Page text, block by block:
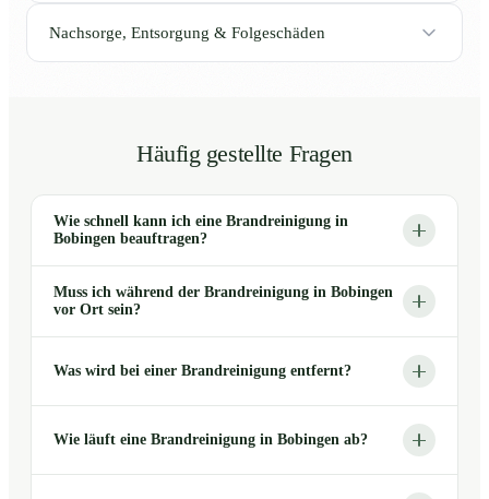
Nachsorge, Entsorgung & Folgeschäden
Häufig gestellte Fragen
Wie schnell kann ich eine Brandreinigung in
Bobingen beauftragen?
Muss ich während der Brandreinigung in Bobingen
vor Ort sein?
Was wird bei einer Brandreinigung entfernt?
Wie läuft eine Brandreinigung in Bobingen ab?